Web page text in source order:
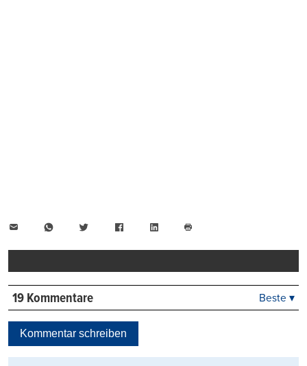
WhatsAppTwitter FacebookLinkedIn
drucken
19 Kommentare
Kontrovers
Beste ▾
Kommentar schreiben